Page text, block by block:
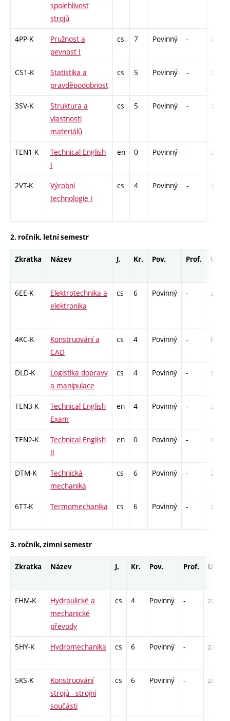
spolehlivost
strojů
4PP-K
Pružnost a
pevnost I
cs 7 Povinný - zá,zk
CS1-K
Statistika a
pravděpodobnost
cs 5 Povinný - zá,zk
3SV-K
Struktura a
vlastnosti
materiálů
cs 5 Povinný - zá,zk
TEN1-K
Technical English
I
en 0 Povinný - zá
2VT-K
Výrobní
technologie I
cs 4 Povinný - zá,zk
2. ročník, letní semestr
Zkratka Název J. Kr. Pov. Prof. Uk.
6EE-K
Elektrotechnika a
elektronika
cs 6 Povinný - zá,zk
4KC-K
Konstruování a
CAD
cs 4 Povinný - kl
DLD-K
Logistika dopravy
a manipulace
cs 4 Povinný - zá,zk
TEN3-K
Technical English
Exam
en 4 Povinný - zk
TEN2-K
Technical English
II
en 0 Povinný - zá
DTM-K
Technická
mechanika
cs 6 Povinný - zá,zk
6TT-K Termomechanika cs 6 Povinný - zá,zk
3. ročník, zimní semestr
Zkratka Název J. Kr. Pov. Prof. Uk.
FHM-K
Hydraulické a
mechanické
převody
cs 4 Povinný - zá,zk
5HY-K Hydromechanika cs 6 Povinný - zá,zk
5KS-K
Konstruování
strojů - strojní
součásti
cs 6 Povinný - zá,zk